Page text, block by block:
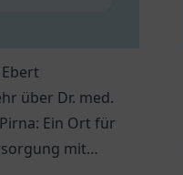
über Dr. med.
Ein Ort für
mit